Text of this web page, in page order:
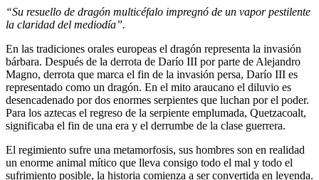
“Su resuello de dragón multicéfalo impregnó de un vapor pestilente
la claridad del mediodía”.
En las tradiciones orales europeas el dragón representa la invasión
bárbara. Después de la derrota de Darío III por parte de Alejandro
Magno, derrota que marca el fin de la invasión persa, Darío III es
representado como un dragón. En el mito araucano el diluvio es
desencadenado por dos enormes serpientes que luchan por el poder.
Para los aztecas el regreso de la serpiente emplumada, Quetzacoalt,
significaba el fin de una era y el derrumbe de la clase guerrera.
El regimiento sufre una metamorfosis, sus hombres son en realidad
un enorme animal mítico que lleva consigo todo el mal y todo el
sufrimiento posible, la historia comienza a ser convertida en leyenda.